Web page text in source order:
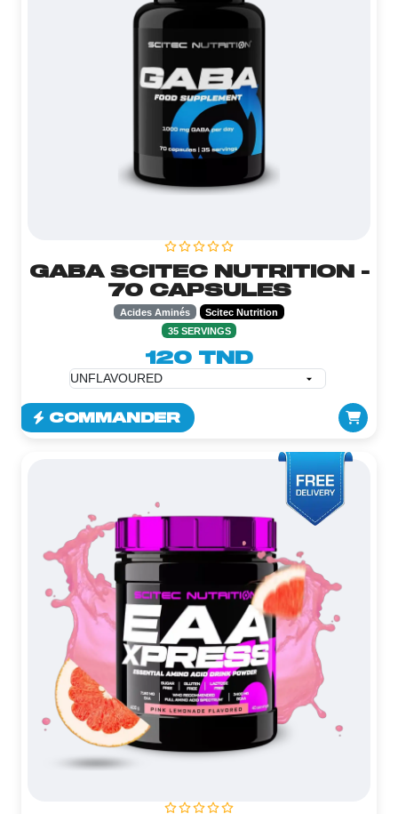
GABA SCITEC NUTRITION -
70 CAPSULES
Acides Aminés
Scitec Nutrition
35 SERVINGS
120 TND
COMMANDER